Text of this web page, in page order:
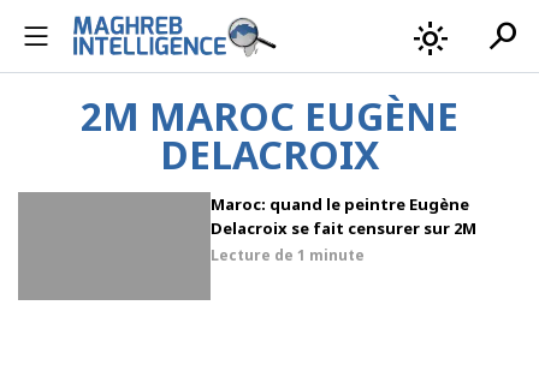
light_mode search
2M MAROC EUGÈNE
DELACROIX
Maroc: quand le peintre Eugène
Delacroix se fait censurer sur 2M
Lecture de 1 minute